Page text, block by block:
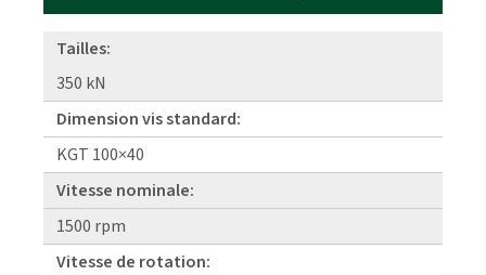
Tailles:
350 kN
Dimension vis standard:
KGT 100×40
Vitesse nominale:
1500 rpm
Vitesse de rotation: